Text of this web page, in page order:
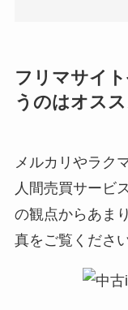
フリマサイ
うのはオス
メルカリやラク
人間売買サービ
の観点からあま
真をご覧ください